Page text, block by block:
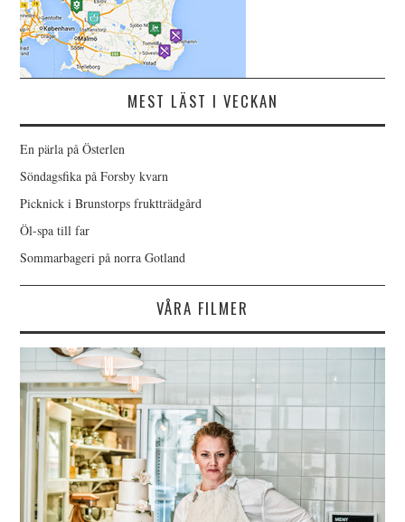
MEST LÄST I VECKAN
En pärla på Österlen
Söndagsfika på Forsby kvarn
Picknick i Brunstorps fruktträdgård
Öl-spa till far
Sommarbageri på norra Gotland
VÅRA FILMER